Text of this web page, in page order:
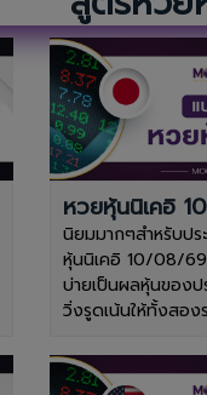
หวยหุ้นนิเคอิ
นิยมมากๆสำหรับปร
หุ้นนิเคอิ 10/08/69
บ่ายเป็นผลหุ้นของ
วิ่งรูดเน้นให้ทั้งสอง